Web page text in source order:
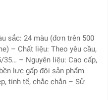
sắc: 24 màu (đơn trên 500
– Chất liệu: Theo yêu cầu,
35… – Nguyên liệu: Cao cấp,
lực gấp đôi sản phẩm
tinh tế, chắc chắn – Sử